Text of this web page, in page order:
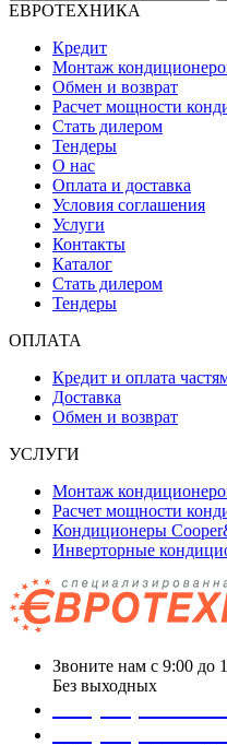
ЕВРОТЕХНИКА
Кредит
Монтаж
Обмен и возврат
Расчет мощности
Стать дилером
Тендеры
О нас
Оплата и доставка
Условия соглашения
Услуги
Контакты
Каталог
Стать дилером
Тендеры
ОПЛАТА
Кредит и оплата
Доставка
Обмен и возврат
УСЛУГИ
Монтаж
Расчет мощности
Кондиционеры
Инверторные
Звоните нам с 9:00 до
Без выходных